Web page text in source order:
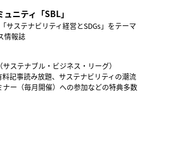
ニティ「SBL」
サステナビリティ経営とSDGs」をテーマ
情報誌
ステナブル・ビジネス・リーグ）
記事読み放題、サステナビリティの潮流
ナー（毎月開催）への参加などの特典多数